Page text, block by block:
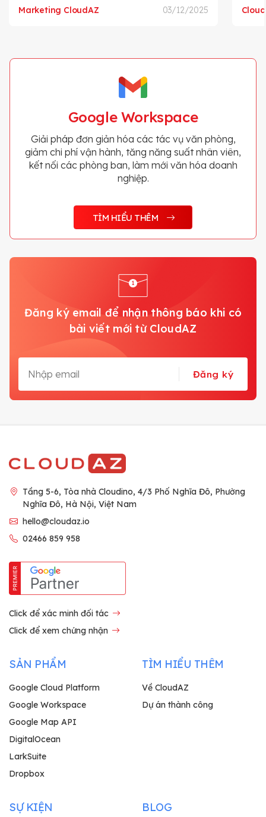
Marketing CloudAZ 03/12/2025
Google Workspace
Giải pháp đơn giản hóa các tác vụ văn phòng,
giảm chi phí vận hành, tăng năng suất nhân viên,
kết nối các phòng ban, làm mới văn hóa doanh
nghiệp.
TÌM HIỂU THÊM
Đăng ký email để nhận thông báo khi có
bài viết mới từ CloudAZ
Đăng ký
Tầng 5-6, Tòa nhà Cloudino, 4/3 Phố Nghĩa Đô, Phường
Nghĩa Đô, Hà Nội, Việt Nam
hello@cloudaz.io
02466 859 958
Click để xác minh đối tác
Click để xem chứng nhận
SẢN PHẨM
Google Cloud Platform
Google Workspace
Google Map API
DigitalOcean
LarkSuite
Dropbox
TÌM HIỂU THÊM
Về CloudAZ
Dự án thành công
SỰ KIỆN BLOG